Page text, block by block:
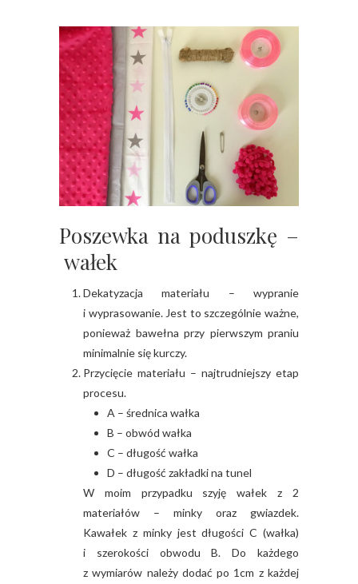
Poszewka na poduszkę –
wałek
Dekatyzacja materiału – wypranie
i wyprasowanie. Jest to szczególnie ważne,
ponieważ bawełna przy pierwszym praniu
minimalnie się kurczy.
Przycięcie materiału – najtrudniejszy etap
procesu.
A – średnica wałka
B – obwód wałka
C – długość wałka
D – długość zakładki na tunel
W moim przypadku szyję wałek z 2
materiałów – minky oraz gwiazdek.
Kawałek z minky jest długości C (wałka)
i szerokości obwodu B. Do każdego
z wymiarów należy dodać po 1cm z każdej